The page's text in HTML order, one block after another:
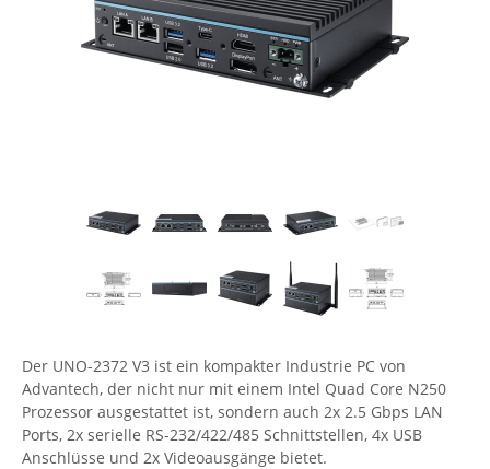
Energiemessung
Energieverteilung
IP, WLAN & GSM Sensorik
IoT - Internet of Things
IPC, Industrielle Netzwerktechnik & WLAN
IT Netzwerktechnik / Kommunikation
Comet System
CompleTech
Enginko - mcf88
Fokus Technologies
Guntermann & Drunck
High Sec Labs
HW group
Der UNO-2372 V3 ist ein kompakter Industrie PC von
Advantech, der nicht nur mit einem Intel Quad Core N250
Prozessor ausgestattet ist, sondern auch 2x 2.5 Gbps LAN
Ports, 2x serielle RS-232/422/485 Schnittstellen, 4x USB
Anschlüsse und 2x Videoausgänge bietet.